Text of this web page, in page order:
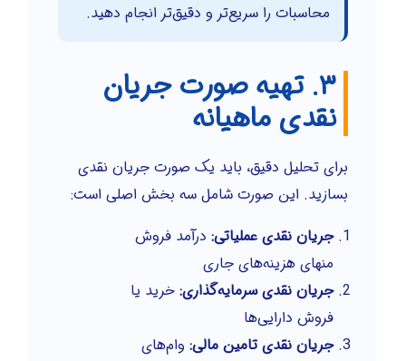
محاسبات را سریع‌تر و دقیق‌تر انجام دهید.
۳. تهیه صورت جریان
نقدی ماهیانه
برای تحلیل دقیق، باید یک صورت جریان نقدی
بسازید. این صورت شامل سه بخش اصلی است:
جریان نقدی عملیاتی: درآمد فروش
منهای هزینه‌های جاری
جریان نقدی سرمایه‌گذاری: خرید یا
فروش دارایی‌ها
جریان نقدی تامین مالی: وام‌های